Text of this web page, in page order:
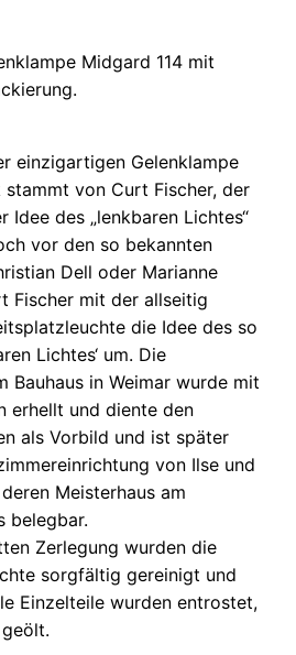
Midgard 114 mit
einzigartigen Gelenklampe
von Curt Fischer, der
Idee des „lenkbaren Lichtes“
vor den so bekannten
Dell oder Marianne
Fischer mit der allseitig
die Idee des so
Lichtes‘ um. Die
Bauhaus in Weimar wurde mit
erhellt und diente den
als Vorbild und ist später
von Ilse und
Meisterhaus am
belegbar.
Zerlegung wurden die
sorgfältig gereinigt und
Einzelteile wurden entrostet,